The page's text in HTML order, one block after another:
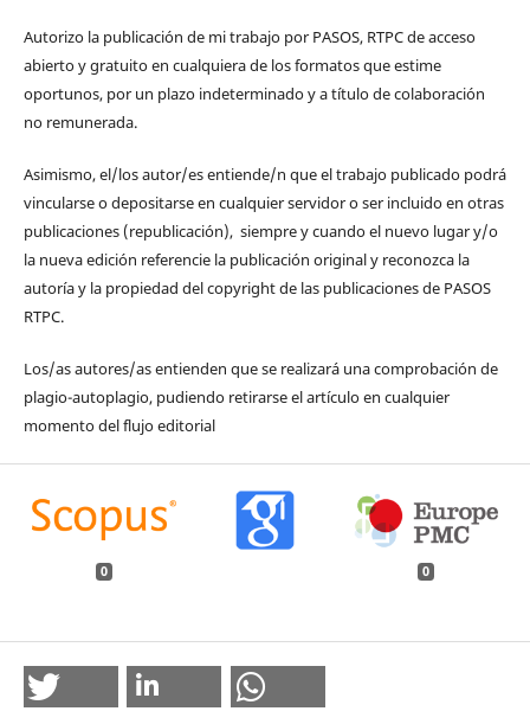
Autorizo la publicación de mi trabajo por PASOS, RTPC de acceso
abierto y gratuito en cualquiera de los formatos que estime
oportunos, por un plazo indeterminado y a título de colaboración
no remunerada.
Asimismo, el/los autor/es entiende/n que el trabajo publicado podrá
vincularse o depositarse en cualquier servidor o ser incluido en otras
publicaciones (republicación), siempre y cuando el nuevo lugar y/o
la nueva edición referencie la publicación original y reconozca la
autoría y la propiedad del copyright de las publicaciones de PASOS
RTPC.
Los/as autores/as entienden que se realizará una comprobación de
plagio-autoplagio, pudiendo retirarse el artículo en cualquier
momento del flujo editorial
0 0